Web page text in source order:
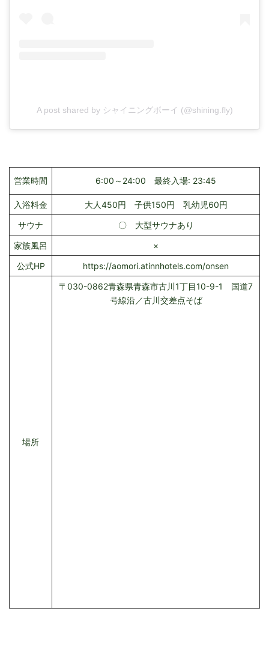
A post shared by シャイニングボーイ (@shining.fly)
営業時間 6:00～24:00 最終入場: 23:45
入浴料金
大人450円 子供150円 乳幼児60円
サウナ
〇 大型サウナあり
家族風呂
×
公式HP
https://aomori.atinnhotels.com/onsen
場所
〒030-0862青森県青森市古川1丁目10-9-1 国道7
号線沿／古川交差点そば